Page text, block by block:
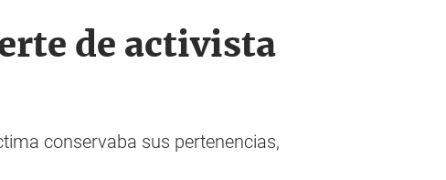
de activista
conservaba sus pertenencias,